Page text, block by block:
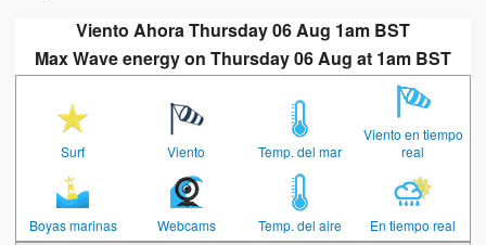
Viento Ahora Thursday 06 Aug 1am BST
Max Wave energy on Thursday 06 Aug at 1am BST
Surf Viento Temp. del mar
Viento en tiempo
real
Boyas marinas Webcams Temp. del aire En tiempo real